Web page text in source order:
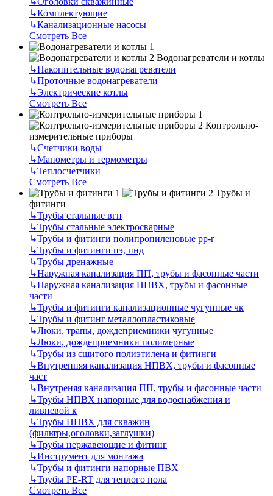
↳Комплектующие
↳Канализационные насосы
Смотреть Все
Водонагреватели и котлы
↳Накопительные водонагреватели
↳Проточные водонагреватели
↳Электрические котлы
Смотреть Все
Контрольно-
измерительные приборы
↳Счетчики воды
↳Манометры и термометры
↳Теплосчетчики
Смотреть Все
Трубы и
фитинги
↳Трубы стальные вгп
↳Трубы стальные электросварные
↳Трубы и фитинги полипропиленовые pp-r
↳Трубы и фитинги пэ, пнд
↳Трубы дренажные
↳Наружная канализация ПП, трубы и фасонные части
↳Наружная канализация НПВХ, трубы и фасонные
части
↳Трубы и фитинги канализационные чугунные чк
↳Трубы и фитинг металлопластиковые
↳Люки, трапы, дождеприемники чугунные
↳Люки, дождеприемники полимерные
↳Трубы из сшитого полиэтилена и фитинги
↳Внутренняя канализация НПВХ, трубы и фасонные
част
↳Внутреняя канализация ПП, трубы и фасонные части
↳Трубы НПВХ напорные для водоснабжения и
ливневой к
↳Трубы НПВХ для скважин
(фильтры,оголовки,заглушки)
↳Трубы нержавеющие и фитинг
↳Инструмент для монтажа
↳Трубы и фитинги напорные ПВХ
↳Трубы PE-RT для теплого пола
Смотреть Все